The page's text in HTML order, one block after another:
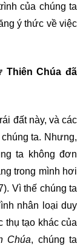
của chúng ta
ý thức về việc
Thiên Chúa đã
đất này, và các
ta. Nhưng,
ta không đơn
trong mình hơi
Vì thế chúng ta
nhân loại duy
thụ tạo khác của
Chúa, chúng ta